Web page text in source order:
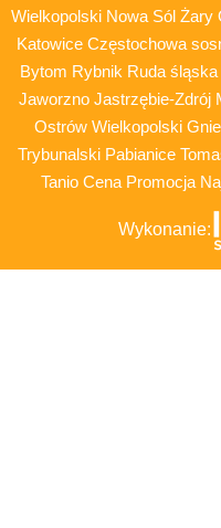
Wielkopolski Nowa Sól
Katowice Częstochowa
Bytom Rybnik Ruda
Jaworzno Jastrzębie-Zdrój
Ostrów Wielkopolski
Trybunalski Pabianice
Tanio Cena Promocja
Wykonanie: